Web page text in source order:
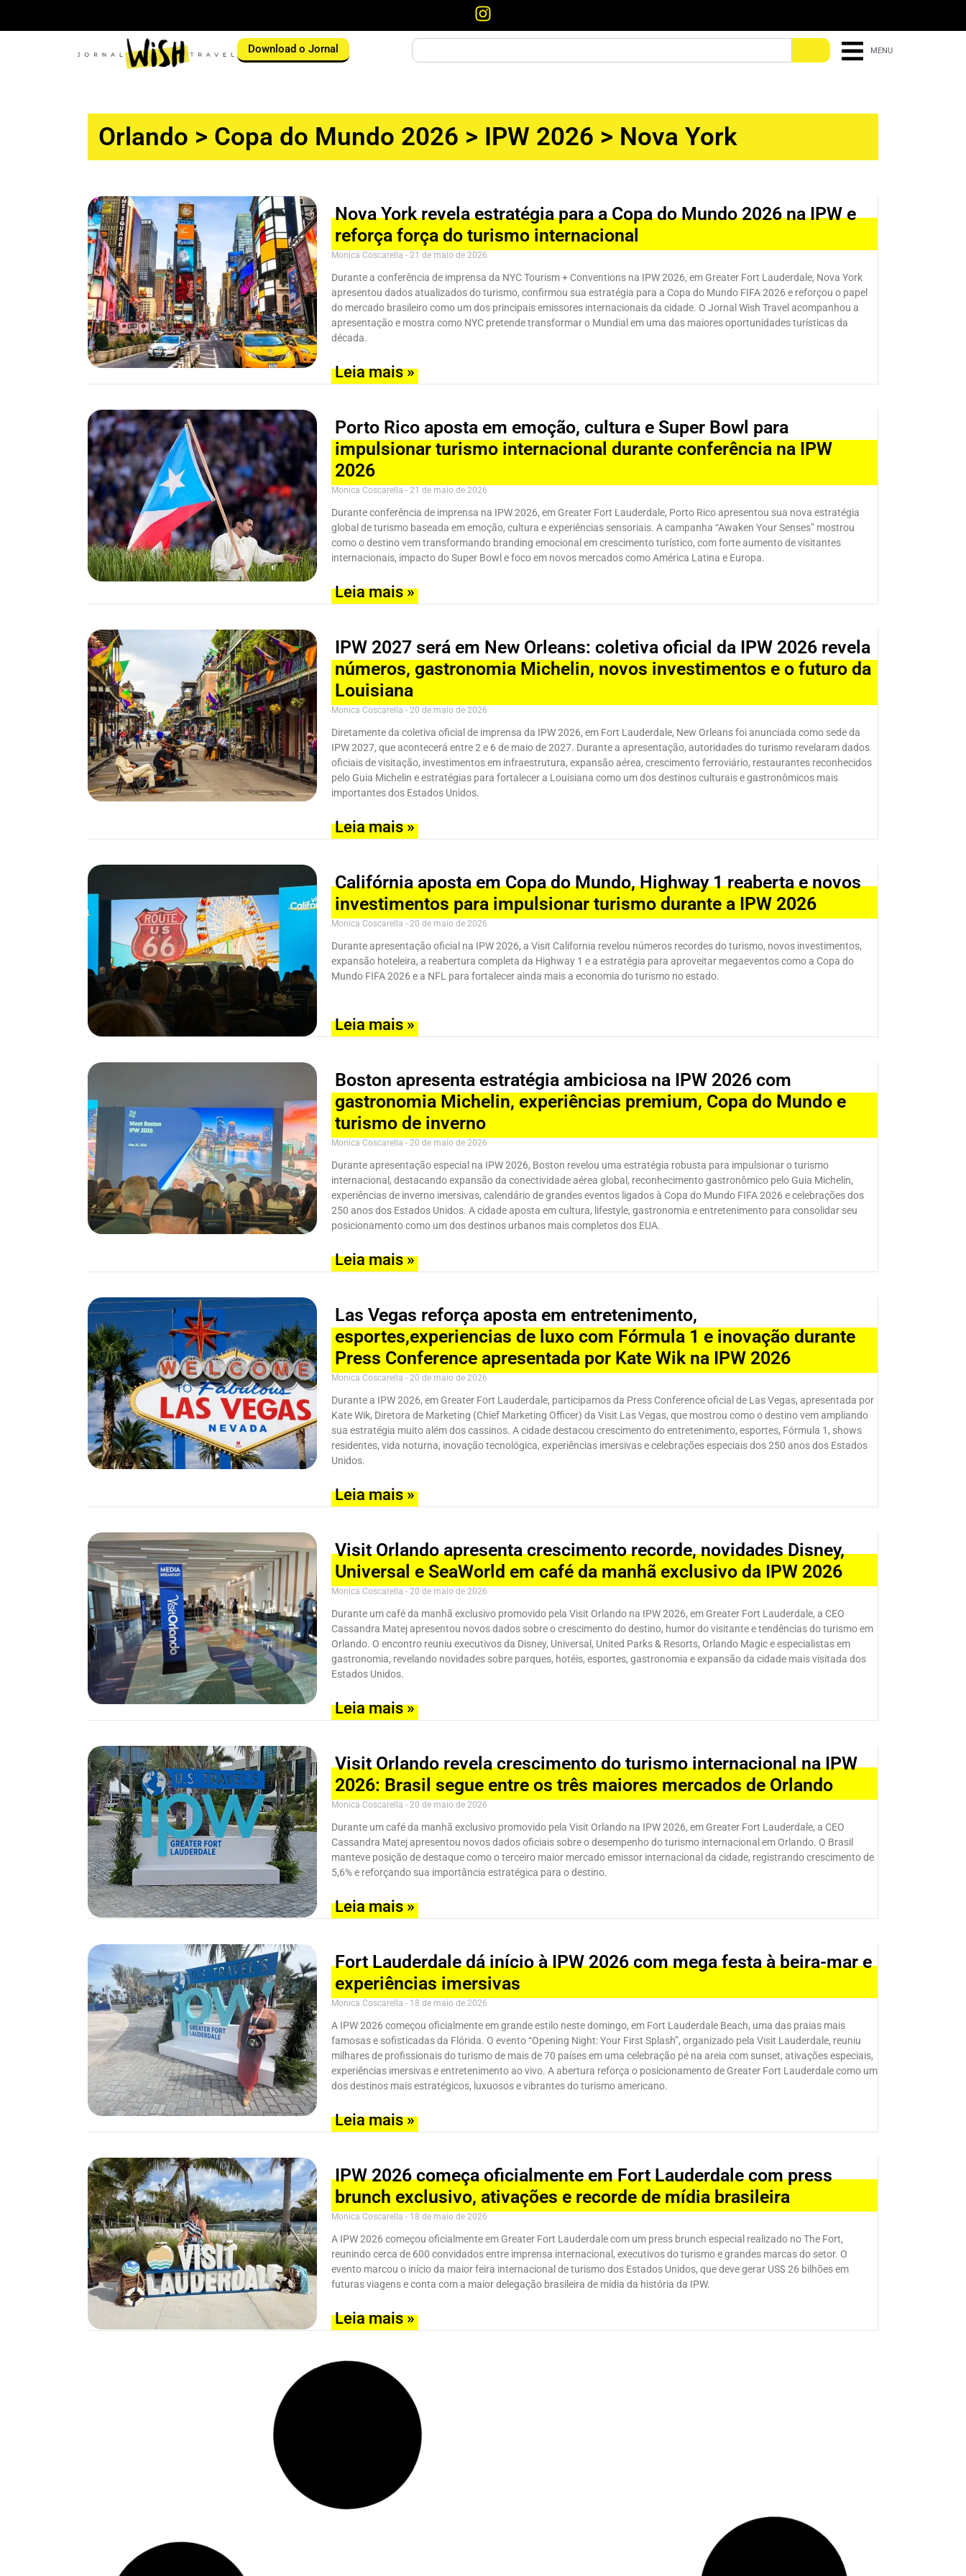
Download o Jornal MENU
Orlando > Copa do Mundo 2026 > IPW 2026 > Nova York
Nova York revela estratégia para a Copa do Mundo 2026 na IPW e
reforça força do turismo internacional
Monica Coscarella 21 de maio de 2026
Durante a conferência de imprensa da NYC Tourism + Conventions na IPW 2026, em Greater Fort Lauderdale, Nova York
apresentou dados atualizados do turismo, confirmou sua estratégia para a Copa do Mundo FIFA 2026 e reforçou o papel
do mercado brasileiro como um dos principais emissores internacionais da cidade. O Jornal Wish Travel acompanhou a
apresentação e mostra como NYC pretende transformar o Mundial em uma das maiores oportunidades turísticas da
década.
Leia mais »
Porto Rico aposta em emoção, cultura e Super Bowl para
impulsionar turismo internacional durante conferência na IPW
2026
Monica Coscarella 21 de maio de 2026
Durante conferência de imprensa na IPW 2026, em Greater Fort Lauderdale, Porto Rico apresentou sua nova estratégia
global de turismo baseada em emoção, cultura e experiências sensoriais. A campanha “Awaken Your Senses” mostrou
como o destino vem transformando branding emocional em crescimento turístico, com forte aumento de visitantes
internacionais, impacto do Super Bowl e foco em novos mercados como América Latina e Europa.
Leia mais »
IPW 2027 será em New Orleans: coletiva oficial da IPW 2026 revela
números, gastronomia Michelin, novos investimentos e o futuro da
Louisiana
Monica Coscarella 20 de maio de 2026
Diretamente da coletiva oficial de imprensa da IPW 2026, em Fort Lauderdale, New Orleans foi anunciada como sede da
IPW 2027, que acontecerá entre 2 e 6 de maio de 2027. Durante a apresentação, autoridades do turismo revelaram dados
oficiais de visitação, investimentos em infraestrutura, expansão aérea, crescimento ferroviário, restaurantes reconhecidos
pelo Guia Michelin e estratégias para fortalecer a Louisiana como um dos destinos culturais e gastronômicos mais
importantes dos Estados Unidos.
Leia mais »
Califórnia aposta em Copa do Mundo, Highway 1 reaberta e novos
investimentos para impulsionar turismo durante a IPW 2026
Monica Coscarella 20 de maio de 2026
Durante apresentação oficial na IPW 2026, a Visit California revelou números recordes do turismo, novos investimentos,
expansão hoteleira, a reabertura completa da Highway 1 e a estratégia para aproveitar megaeventos como a Copa do
Mundo FIFA 2026 e a NFL para fortalecer ainda mais a economia do turismo no estado.
Leia mais »
Boston apresenta estratégia ambiciosa na IPW 2026 com
gastronomia Michelin, experiências premium, Copa do Mundo e
turismo de inverno
Monica Coscarella 20 de maio de 2026
Durante apresentação especial na IPW 2026, Boston revelou uma estratégia robusta para impulsionar o turismo
internacional, destacando expansão da conectividade aérea global, reconhecimento gastronômico pelo Guia Michelin,
experiências de inverno imersivas, calendário de grandes eventos ligados à Copa do Mundo FIFA 2026 e celebrações dos
250 anos dos Estados Unidos. A cidade aposta em cultura, lifestyle, gastronomia e entretenimento para consolidar seu
posicionamento como um dos destinos urbanos mais completos dos EUA.
Leia mais »
Las Vegas reforça aposta em entretenimento,
esportes,experiencias de luxo com Fórmula 1 e inovação durante
Press Conference apresentada por Kate Wik na IPW 2026
Monica Coscarella 20 de maio de 2026
Durante a IPW 2026, em Greater Fort Lauderdale, participamos da Press Conference oficial de Las Vegas, apresentada por
Kate Wik, Diretora de Marketing (Chief Marketing Officer) da Visit Las Vegas, que mostrou como o destino vem ampliando
sua estratégia muito além dos cassinos. A cidade destacou crescimento do entretenimento, esportes, Fórmula 1, shows
residentes, vida noturna, inovação tecnológica, experiências imersivas e celebrações especiais dos 250 anos dos Estados
Unidos.
Leia mais »
Visit Orlando apresenta crescimento recorde, novidades Disney,
Universal e SeaWorld em café da manhã exclusivo da IPW 2026
Monica Coscarella 20 de maio de 2026
Durante um café da manhã exclusivo promovido pela Visit Orlando na IPW 2026, em Greater Fort Lauderdale, a CEO
Cassandra Matej apresentou novos dados sobre o crescimento do destino, humor do visitante e tendências do turismo em
Orlando. O encontro reuniu executivos da Disney, Universal, United Parks & Resorts, Orlando Magic e especialistas em
gastronomia, revelando novidades sobre parques, hotéis, esportes, gastronomia e expansão da cidade mais visitada dos
Estados Unidos.
Leia mais »
Visit Orlando revela crescimento do turismo internacional na IPW
2026: Brasil segue entre os três maiores mercados de Orlando
Monica Coscarella 20 de maio de 2026
Durante um café da manhã exclusivo promovido pela Visit Orlando na IPW 2026, em Greater Fort Lauderdale, a CEO
Cassandra Matej apresentou novos dados oficiais sobre o desempenho do turismo internacional em Orlando. O Brasil
manteve posição de destaque como o terceiro maior mercado emissor internacional da cidade, registrando crescimento de
5,6% e reforçando sua importância estratégica para o destino.
Leia mais »
Fort Lauderdale dá início à IPW 2026 com mega festa à beira-mar e
experiências imersivas
Monica Coscarella 18 de maio de 2026
A IPW 2026 começou oficialmente em grande estilo neste domingo, em Fort Lauderdale Beach, uma das praias mais
famosas e sofisticadas da Flórida. O evento “Opening Night: Your First Splash”, organizado pela Visit Lauderdale, reuniu
milhares de profissionais do turismo de mais de 70 países em uma celebração pé na areia com sunset, ativações especiais,
experiências imersivas e entretenimento ao vivo. A abertura reforça o posicionamento de Greater Fort Lauderdale como um
dos destinos mais estratégicos, luxuosos e vibrantes do turismo americano.
Leia mais »
IPW 2026 começa oficialmente em Fort Lauderdale com press
brunch exclusivo, ativações e recorde de mídia brasileira
Monica Coscarella 18 de maio de 2026
A IPW 2026 começou oficialmente em Greater Fort Lauderdale com um press brunch especial realizado no The Fort,
reunindo cerca de 600 convidados entre imprensa internacional, executivos do turismo e grandes marcas do setor. O
evento marcou o início da maior feira internacional de turismo dos Estados Unidos, que deve gerar US$ 26 bilhões em
futuras viagens e conta com a maior delegação brasileira de mídia da história da IPW.
Leia mais »
IPW 2026 em Fort Lauderdale: conheça o hotel da delegação
brasileira e tudo sobre a maior feira de turismo dos EUA
17 de maio de 2026
A IPW 2026 acontece entre os dias 17 e 21 de maio em Greater Fort Lauderdale e reúne profissionais do turismo de mais de
70 países. Conheça o Omni Fort Lauderdale Hotel, onde parte da delegação brasileira está hospedada, saiba os números
do evento, a importância do mercado brasileiro para a Flórida e o que esperar da maior feira internacional de turismo dos
Estados Unidos.